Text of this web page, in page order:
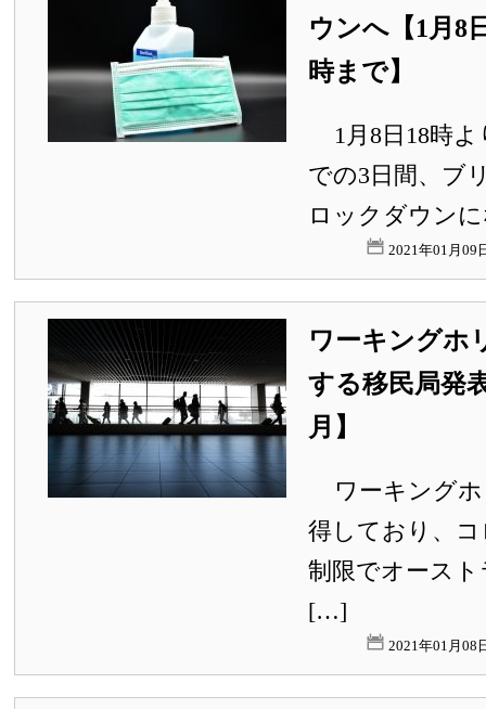
ウンへ【1月8
時まで】
1月8日18時よ
での3日間、ブ
ロックダウン
2021年01月09
ワーキングホ
する移民局発
月】
ワーキングホ
得しており、
制限でオース
[…]
2021年01月08